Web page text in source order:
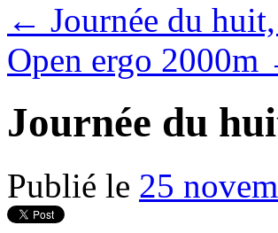
← Journée du
Open ergo 2000m
Journée du
Publié le 25